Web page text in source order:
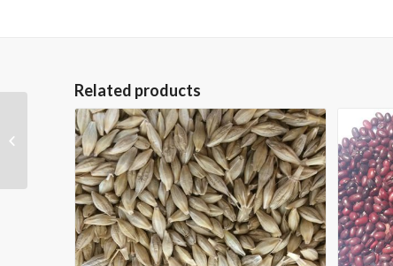
Related products
Fava (larg) Fasole